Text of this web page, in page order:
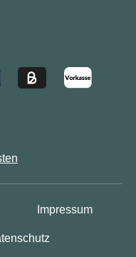
Impressum